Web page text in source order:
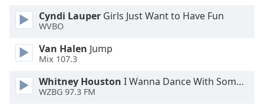
Size
Text
Edge
Cyndi Lauper Girls Just Want to Have Fun
WVBO
Van Halen Jump
Mix 107.3
Whitney Houston I Wanna Dance With Somebody
WZBG 97.3 FM